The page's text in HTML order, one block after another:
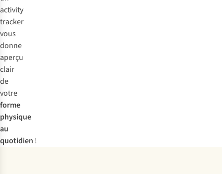
activity
tracker
vous
donne
aperçu
clair
de
votre
forme
physique
au
quotidien !
l’ application
correspondante
Sur
pouvez
visualiser
et